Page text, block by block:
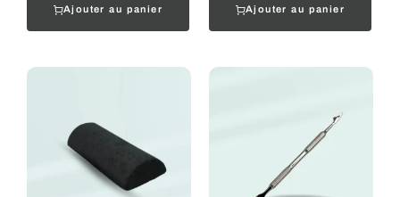
Ajouter au panier Ajouter au panier